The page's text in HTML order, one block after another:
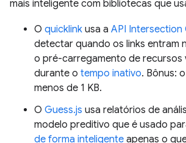
mais inteligente com bibliotecas que
O quicklink usa a API Intersection
detectar quando os links entram
o pré-carregamento de recursos
durante o tempo inativo. Bônus:
menos de 1 KB.
O Guess.js usa relatórios de
modelo preditivo que é usado
de forma inteligente apenas o